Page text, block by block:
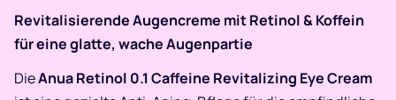
Revitalisierende Augencreme mit Retinol & Koffein
für eine glatte, wache Augenpartie
DieAnua Retinol 0.1 Caffeine Revitalizing Eye Cream